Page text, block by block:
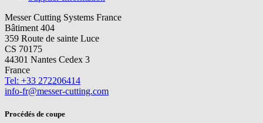
Messer Cutting Systems France
Bâtiment 404
359 Route de sainte Luce
CS 70175
44301 Nantes Cedex 3
France
Tel: +33 272206414
info-fr@messer-cutting.com
Procédés de coupe